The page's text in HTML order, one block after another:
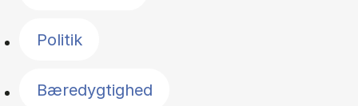
Politik
Bæredygtighed